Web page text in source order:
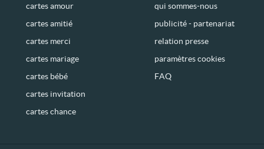
cartes amour
cartes amitié
cartes merci
cartes mariage
cartes bébé
cartes invitation
cartes chance
qui sommes-nous
publicité - partenariat
relation presse
paramètres cookies
FAQ